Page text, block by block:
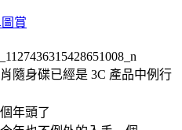
賞
隨身碟已經是 3C 產品中例行
年頭了